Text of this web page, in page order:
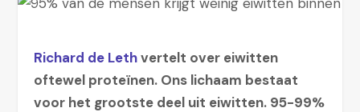
Richard de Lethvertelt over eiwitten
oftewel proteïnen. Ons lichaam bestaat
voor het grootste deel uit eiwitten. 95-99%